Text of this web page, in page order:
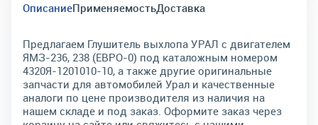
ОписаниеПрименяемостьДоставка
Предлагаем Глушитель выхлопа УРАЛ с двигателем
ЯМЗ-236, 238 (ЕВРО-0) под каталожным номером
4320Я-1201010-10, а также другие оригинальные
запчасти для автомобилей Урал и качественные
аналоги по цене производителя из наличия на
нашем складе и под заказ. Оформите заказ через